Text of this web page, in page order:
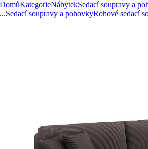
DomůKategorieNábytekSedací soupravy a
...Sedací soupravy a pohovkyRohové sedací